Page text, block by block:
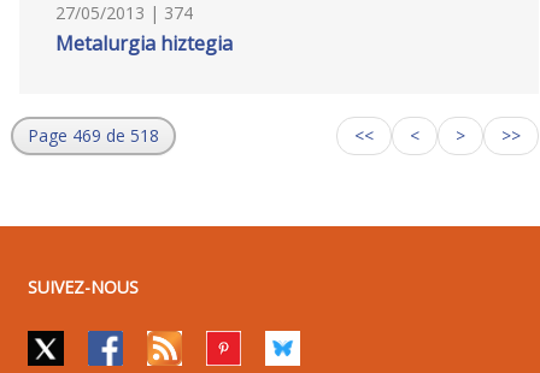
27/05/2013 | 374
Metalurgia hiztegia
Page 469 de 518 << < > >>
SUIVEZ-NOUS